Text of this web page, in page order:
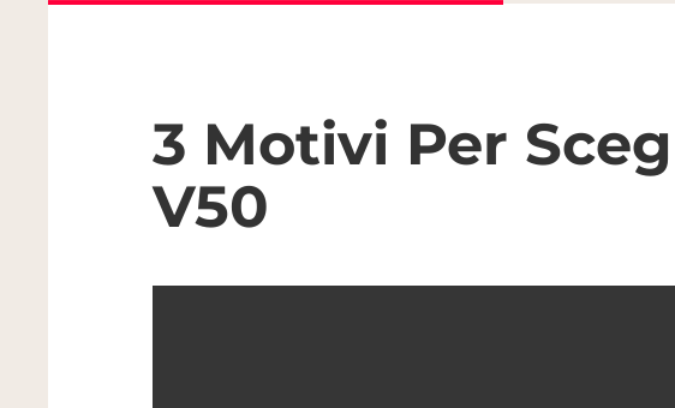
3 Motivi Per
V50